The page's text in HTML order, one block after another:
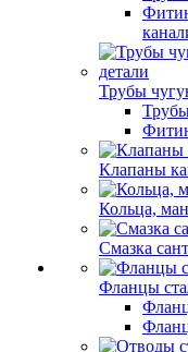
Трубы
Клапаны
Кольца,
Смазка
Фланцы